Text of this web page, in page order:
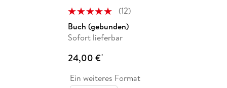
(12)
Buch (gebunden)
Sofort lieferbar
24,00 €*
Ein weiteres Format